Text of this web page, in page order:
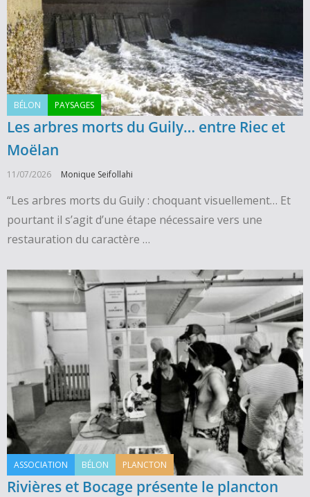
BÉLON PAYSAGES
Les arbres morts du Guily… entre Riec et
Moëlan
11/07/2026 Monique Seifollahi
“Les arbres morts du Guily : choquant visuellement… Et
pourtant il s’agit d’une étape nécessaire vers une
restauration du caractère …
ASSOCIATION BÉLON PLANCTON
Rivières et Bocage présente le plancton